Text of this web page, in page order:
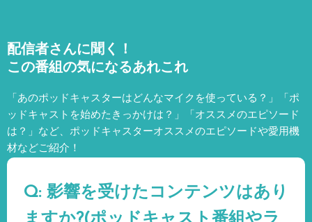
配信者さんに聞く！
この番組の気になるあれこれ
「あのポッドキャスターはどんなマイクを使っている？」「ポ
ッドキャストを始めたきっかけは？」「オススメのエピソード
は？」など、 ポッドキャスターオススメのエピソードや愛用機
材などご紹介！
Q: 影響を受けたコンテンツはあり